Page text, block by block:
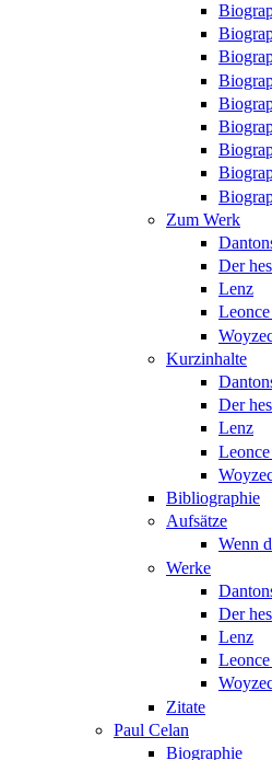
Zum Werk
Der
Lenz
Kurzinhalte
Der
Lenz
Bibliographie
Aufsätze
Wenn
Werke
Der
Lenz
Zitate
Paul Celan
Biographie